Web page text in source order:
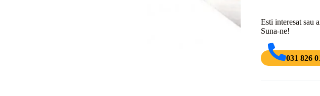
Esti interesat sau
Suna-ne!
031 826